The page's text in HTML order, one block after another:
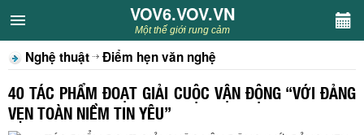
VOV6.VOV.VN
CHUYÊN MỤC
Khách VOV6
VOV6.VOV.VN
Một thế giới rung cảm
Nghệ thuật Điểm hẹn văn nghệ
40 TÁC PHẨM ĐOẠT GIẢI CUỘC VẬN ĐỘNG “VỚI ĐẢNG
VẸN TOÀN NIỀM TIN YÊU”